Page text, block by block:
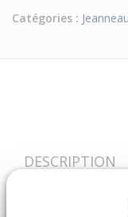
Catégories : Jeanneau
DESCRIPTION